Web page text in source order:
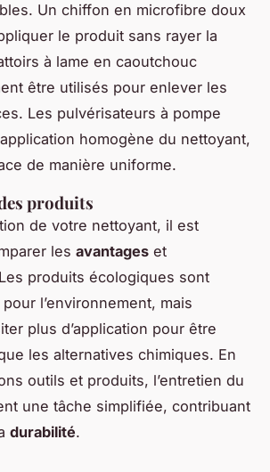
Un chiffon en microfibre doux
le produit sans rayer la
à lame en caoutchouc
être utilisés pour enlever les
Les pulvérisateurs à pompe
homogène du nettoyant,
de manière uniforme.
produits
de votre nettoyant, il est
les avantages et
produits écologiques sont
l’environnement, mais
plus d’application pour être
les alternatives chimiques. En
outils et produits, l’entretien du
une tâche simplifiée, contribuant
durabilité.